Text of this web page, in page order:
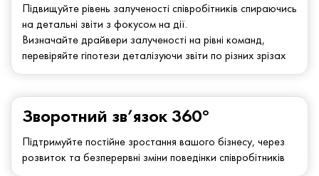
Підвищуйте рівень залученості співробітників спираючись
на детальні звіти з фокусом на дії.
Визначайте драйвери залученості на рівні команд,
перевіряйте гіпотези деталізуючи звіти по різних зрізах
Зворотний зв’язок 360°
Підтримуйте постійне зростання вашого бізнесу, через
розвиток та безперервні зміни поведінки співробітників